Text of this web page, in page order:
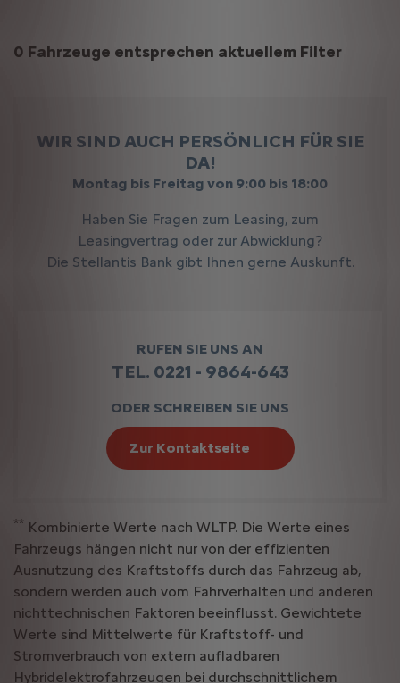
Suchergebnisse
0 Fahrzeuge entsprechen aktuellem Filter
WIR SIND AUCH PERSÖNLICH FÜR SIE
DA!
Montag bis Freitag von 9:00 bis 18:00
Haben Sie Fragen zum Leasing, zum
Leasingvertrag oder zur Abwicklung?
Die Stellantis Bank gibt Ihnen gerne Auskunft.
RUFEN SIE UNS AN
TEL. 0221 - 9864-643
ODER SCHREIBEN SIE UNS
Zur Kontaktseite
** Kombinierte Werte nach WLTP. Die Werte eines
Fahrzeugs hängen nicht nur von der effizienten
Ausnutzung des Kraftstoffs durch das Fahrzeug ab,
sondern werden auch vom Fahrverhalten und anderen
nichttechnischen Faktoren beeinflusst. Gewichtete
Werte sind Mittelwerte für Kraftstoff- und
Stromverbrauch von extern aufladbaren
Hybridelektrofahrzeugen bei durchschnittlichem